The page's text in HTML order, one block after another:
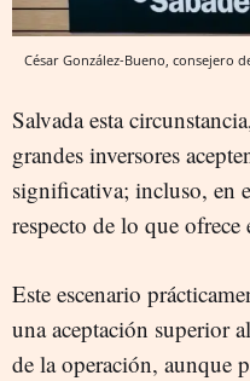
César González-Bueno, consejero
Salvada esta
grandes inversores
significativa; incluso, en
respecto de lo que
Este escenario
una aceptación superior
de la operación, aunque